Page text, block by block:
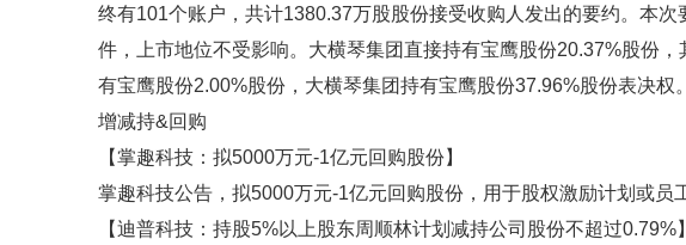
终有101个账户，共计1380.37万股股份接受收购人发出的要约。本
件，上市地位不受影响。大横琴集团直接持有宝鹰股份20.37%股份
有宝鹰股份2.00%股份，大横琴集团持有宝鹰股份37.96%股份表决权。
增减持&回购
【掌趣科技：拟5000万元-1亿元回购股份】
掌趣科技公告，拟5000万元-1亿元回购股份，用于股权激励计划或员
【迪普科技：持股5%以上股东周顺林计划减持公司股份不超过0.79%】